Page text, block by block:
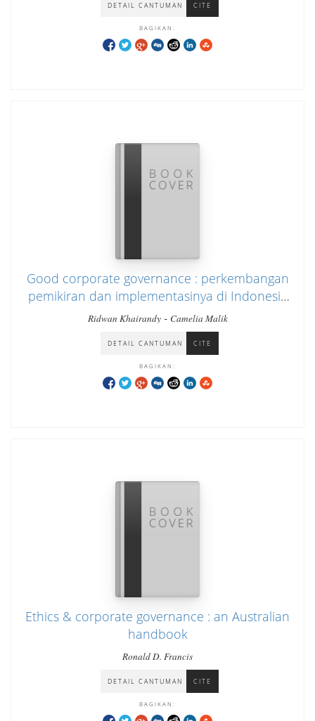
DETAIL CANTUMAN CITE
BAGIKAN:
Good corporate governance : perkembangan
pemikiran dan implementasinya di Indonesia
dalam perspektif hukum
Ridwan Khairandy- Camelia Malik
DETAIL CANTUMAN CITE
BAGIKAN:
Ethics & corporate governance : an Australian
handbook
Ronald D. Francis
DETAIL CANTUMAN CITE
BAGIKAN: